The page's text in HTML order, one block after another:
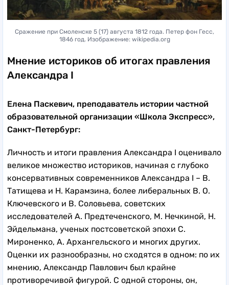
Сражение при Смоленске 5 (17) августа 1812 года. Петер фон Гесс,
1846 год. Изображение: wikipedia.org
Мнение историков об итогах правления
Александра I
Елена Паскевич, преподаватель истории частной
образовательной организации «Школа Экспресс»,
Санкт-Петербург:
Личность и итоги правления Александра I оценивало
великое множество историков, начиная с глубоко
консервативных современников Александра I – В.
Татищева и Н. Карамзина, более либеральных В. О.
Ключевского и В. Соловьева, советских
исследователей А. Предтеченского, М. Нечкиной, Н.
Эйдельмана, ученых постсоветской эпохи С.
Мироненко, А. Архангельского и многих других.
Оценки их разнообразны, но сходятся в одном: по их
мнению, Александр Павлович был крайне
противоречивой фигурой. С одной стороны, он,